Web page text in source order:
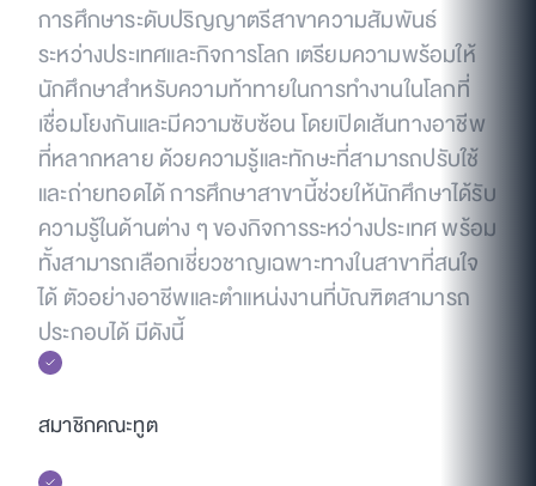
การศึกษาระดับปริญญาตรีสาขาความสัมพันธ์
ระหว่างประเทศและกิจการโลก เตรียมความพร้อมให้
นักศึกษาสำหรับความท้าทายในการทำงานในโลกที่
เชื่อมโยงกันและมีความซับซ้อน โดยเปิดเส้นทางอาชีพ
ที่หลากหลาย ด้วยความรู้และทักษะที่สามารถปรับใช้
และถ่ายทอดได้ การศึกษาสาขานี้ช่วยให้นักศึกษาได้รับ
ความรู้ในด้านต่าง ๆ ของกิจการระหว่างประเทศ พร้อม
ทั้งสามารถเลือกเชี่ยวชาญเฉพาะทางในสาขาที่สนใจ
ได้ ตัวอย่างอาชีพและตำแหน่งงานที่บัณฑิตสามารถ
ประกอบได้ มีดังนี้
สมาชิกคณะทูต